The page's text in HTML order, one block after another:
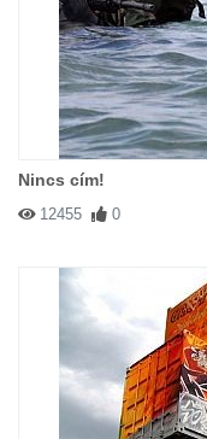
Nincs cím!
12455 0